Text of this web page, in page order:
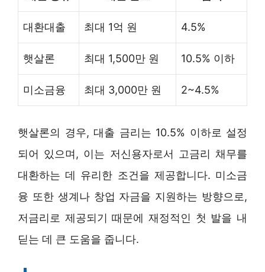
대환대출 최대 1억 원 4.5%
햇살론 최대 1,500만 원 10.5% 이하
미소금융 최대 3,000만 원 2~4.5%
햇살론의 경우, 대출 금리는 10.5% 이하로 설정
되어 있으며, 이는 저신용자로서 고금리 채무를
대환하는 데 유리한 조건을 제공합니다. 미소금
융 또한 생계나 창업 자금을 지원하는 방향으로,
저금리로 제공되기 때문에 재정적인 첫 발을 내
딛는 데 큰 도움을 줍니다.